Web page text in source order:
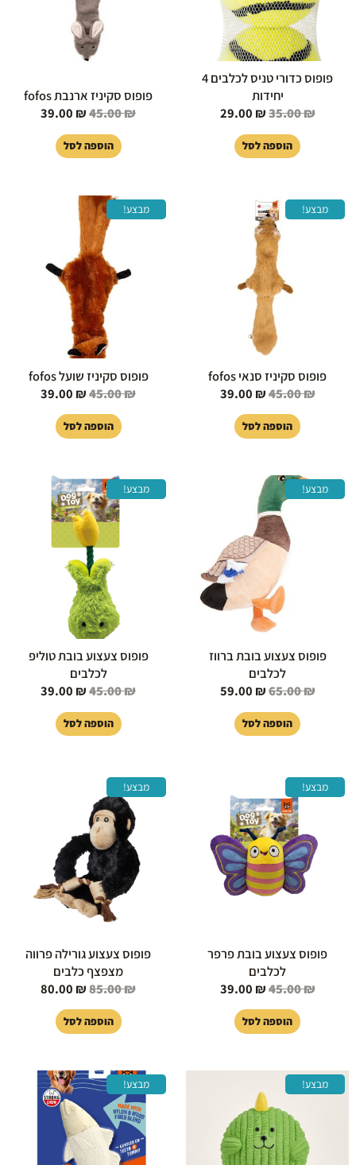
פופוס כדורי טניס לכלבים 4
יחידות
35.00₪
29.00 ₪
הוספה לסל
פופוס סקיניז ארנבת fofos
45.00₪
39.00 ₪
הוספה לסל
מבצע!
פופוס סקיניז סנאי fofos
45.00₪
המחיר
המקורי
היה:
45.00 ₪.
39.00 ₪
הוספה לסל
מבצע!
פופוס סקיניז שועל fofos
45.00₪
המחיר
המקורי
היה:
45.00 ₪.
39.00 ₪
הוספה לסל
מבצע!
פופוס צעצוע בובת ברווז
לכלבים
65.00₪
המחיר
המקורי
היה:
65.00 ₪.
59.00 ₪
הוספה לסל
מבצע!
פופוס צעצוע בובת טוליפ
לכלבים
45.00₪
המחיר
המקורי
היה:
45.00 ₪.
39.00 ₪
הוספה לסל
מבצע!
פופוס צעצוע בובת פרפר
לכלבים
45.00₪
המקורי
היה:
45.00 ₪.
39.00 ₪
39.00 ₪.
הוספה לסל
מבצע!
פופוס צעצוע גורילה פרווה
מצפצף כלבים
85.00₪
85.00 ₪.
80.00 ₪
הוספה לסל
מבצע!
המקורי
היה:
35.00 ₪.
מבצע!
המחיר
המקורי
היה:
55.00 ₪.
המחיר